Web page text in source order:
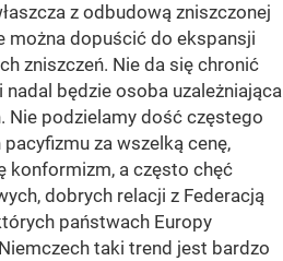
z odbudową zniszczonej
można dopuścić do ekspansji
zniszczeń. Nie da się chronić
będzie osoba uzależniająca
Nie podzielamy dość częstego
za wszelką cenę,
konformizm, a często chęć
dobrych relacji z Federacją
państwach Europy
taki trend jest bardzo